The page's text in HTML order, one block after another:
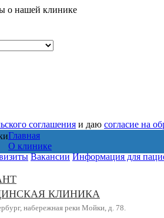
о нашей клинике
соглашения и даю согласие на
Главная
О клинике
Вакансии Информация для
КЛИНИКА
набережная реки Мойки, д. 78.